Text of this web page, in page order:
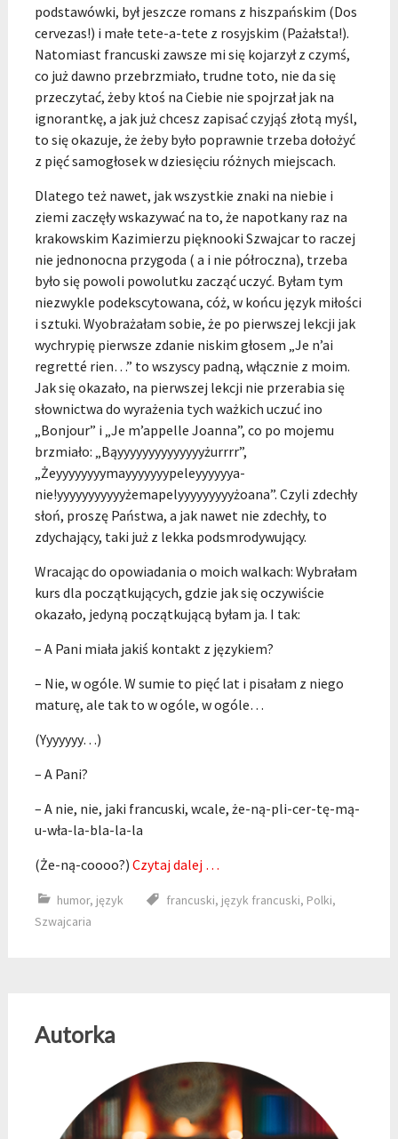
podstawówki, był jeszcze romans z hiszpańskim (Dos
cervezas!) i małe tete-a-tete z rosyjskim (Pażałsta!).
Natomiast francuski zawsze mi się kojarzył z czymś,
co już dawno przebrzmiało, trudne toto, nie da się
przeczytać, żeby ktoś na Ciebie nie spojrzał jak na
ignorantkę, a jak już chcesz zapisać czyjąś złotą myśl,
to się okazuje, że żeby było poprawnie trzeba dołożyć
z pięć samogłosek w dziesięciu różnych miejscach.
Dlatego też nawet, jak wszystkie znaki na niebie i
ziemi zaczęły wskazywać na to, że napotkany raz na
krakowskim Kazimierzu pięknooki Szwajcar to raczej
nie jednonocna przygoda ( a i nie półroczna), trzeba
było się powoli powolutku zacząć uczyć. Byłam tym
niezwykle podekscytowana, cóż, w końcu język miłości
i sztuki. Wyobrażałam sobie, że po pierwszej lekcji jak
wychrypię pierwsze zdanie niskim głosem „Je n’ai
regretté rien…” to wszyscy padną, włącznie z moim.
Jak się okazało, na pierwszej lekcji nie przerabia się
słownictwa do wyrażenia tych ważkich uczuć ino
„Bonjour” i „Je m’appelle Joanna”, co po mojemu
brzmiało: „Bąyyyyyyyyyyyyyyżurrrr”,
„Żeyyyyyyyymayyyyyyypeleyyyyyya-
nie!yyyyyyyyyyyżemapelyyyyyyyyyżoana”. Czyli zdechły
słoń, proszę Państwa, a jak nawet nie zdechły, to
zdychający, taki już z lekka podsmrodywujący.
Wracając do opowiadania o moich walkach: Wybrałam
kurs dla początkujących, gdzie jak się oczywiście
okazało, jedyną początkującą byłam ja. I tak:
– A Pani miała jakiś kontakt z językiem?
– Nie, w ogóle. W sumie to pięć lat i pisałam z niego
maturę, ale tak to w ogóle, w ogóle…
(Yyyyyyy…)
– A Pani?
– A nie, nie, jaki francuski, wcale, że-ną-pli-cer-tę-mą-
u-wła-la-bla-la-la
(Że-ną-coooo?) Czytaj dalej …
humor, język francuski, język francuski, Polki,
Szwajcaria
Autorka